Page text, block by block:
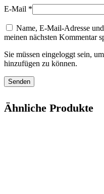
E-Mail *
Name, E-Mail-Adresse
meinen nächsten Kommentar
Sie müssen eingeloggt sein,
hinzufügen zu können.
Ähnliche Produkte